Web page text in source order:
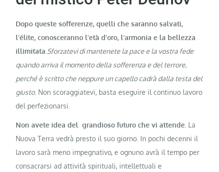
Dopo queste sofferenze, quelli che saranno salvati,
l’élite, conosceranno l’età d’oro, l’armonia e la bellezza
illimitata Sforzatevi di mantenete la pace e la vostra fede
quando arriva il momento della sofferenza e del terrore,
perché è scritto che neppure un capello cadrà dalla testa del
giusto. Non scoraggiatevi, basta eseguire il continuo lavoro
del perfezionarsi.
Non avete idea del grandioso futuro che vi attende . La
Nuova Terra vedrà presto il suo giorno. In pochi decenni il
lavoro sarà meno impegnativo, e ognuno avrà il tempo per
consacrarsi ad attività spirituali, intellettuali e